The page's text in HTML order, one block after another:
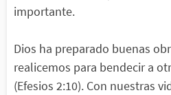
importante.
Dios ha preparado buenas
realicemos para bendecir a
(Efesios 2:10). Con nuestras